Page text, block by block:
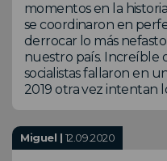
momentos en la
se coordinaron en
derrocar lo más
nuestro país. Increíble
socialistas fallaron en
2019 otra vez intentan
Miguel | 12.09.2020